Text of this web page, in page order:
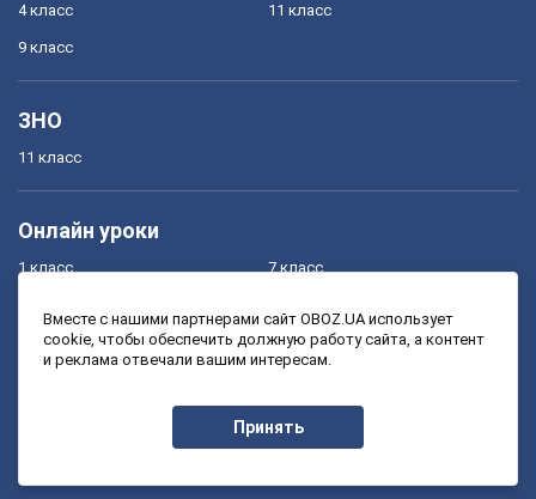
4 класс
9 класс
11 класс
ЗНО
11 класс
Онлайн уроки
1 класс
3 класс
7 класс
9 класс
Вместе с нашими партнерами сайт OBOZ.UA использует
cookie, чтобы обеспечить должную работу сайта, а контент
и реклама отвечали вашим интересам.
Принять